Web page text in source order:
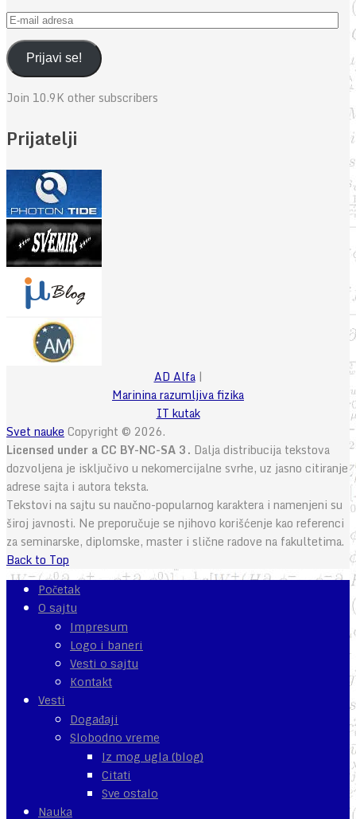
E-
mail
adresaPrijavi se!
Join 10.9K other subscribers
Prijatelji
AD Alfa|
Marinina razumljiva fizika
IT kutak
Svet nauke Copyright © 2026.
Licensed under a CC BY-NC-SA 3. Dalja distribucija tekstova
dozvoljena je isključivo u nekomercijalne svrhe, uz jasno citiranje
adrese sajta i autora teksta.
Tekstovi na sajtu su naučno-popularnog karaktera i namenjeni su
široj javnosti. Ne preporučuje se njihovo korišćenje kao referenci
za seminarske, diplomske, master i slične radove na fakultetima.
Back to Top
Početak
O sajtu
Impresum
Logo i baneri
Vesti o sajtu
Kontakt
Vesti
Događaji
Slobodno vreme
Iz mog ugla (blog)
Citati
Sve ostalo
Nauka